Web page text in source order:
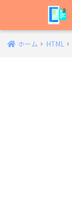
ホーム HTML